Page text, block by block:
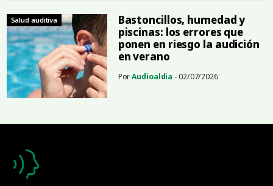
Salud auditiva
Bastoncillos, humedad y
piscinas: los errores que
ponen en riesgo la audición
en verano
PorAudioaldia - 02/07/2026